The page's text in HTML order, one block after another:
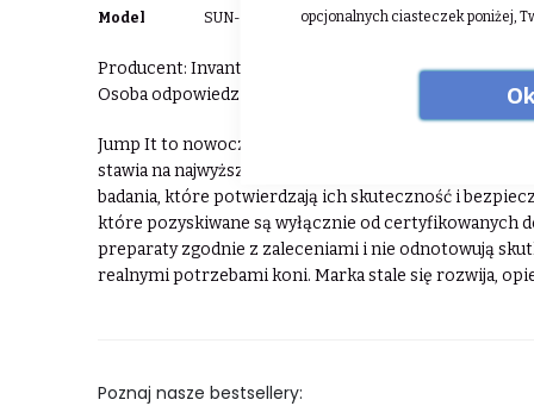
Model SUN-AID-SPF-JUMP-IT
Producent: Invanto Sp. z o.o., ul. Hodowlana 5, 61-680
Osoba odpowiedzialna w UE: Invanto Sp. z o.o., ul.
Jump It to nowoczesna, polska marka specjalizująca
stawia na najwyższą jakość, bezpieczeństwo oraz
badania, które potwierdzają ich skuteczność i
które pozyskiwane są wyłącznie od certyfikowanych
preparaty zgodnie z zaleceniami i nie odnotowują
realnymi potrzebami koni. Marka stale się rozwija,
Poznaj nasze bestsellery:
opcjonalnych ciasteczek poniżej,